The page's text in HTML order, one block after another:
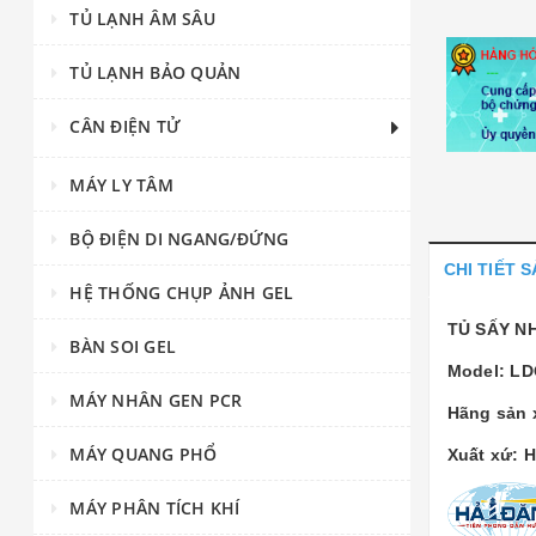
CHI TIẾT
TỦ SẤY
Model:
Hãng sản
Xuất xứ:
TỦ LẠNH ÂM SÂU
TỦ LẠNH BẢO QUẢN
CÂN ĐIỆN TỬ
MÁY LY TÂM
BỘ ĐIỆN DI NGANG/ĐỨNG
HỆ THỐNG CHỤP ẢNH GEL
BÀN SOI GEL
MÁY NHÂN GEN PCR
MÁY QUANG PHỔ
MÁY PHÂN TÍCH KHÍ